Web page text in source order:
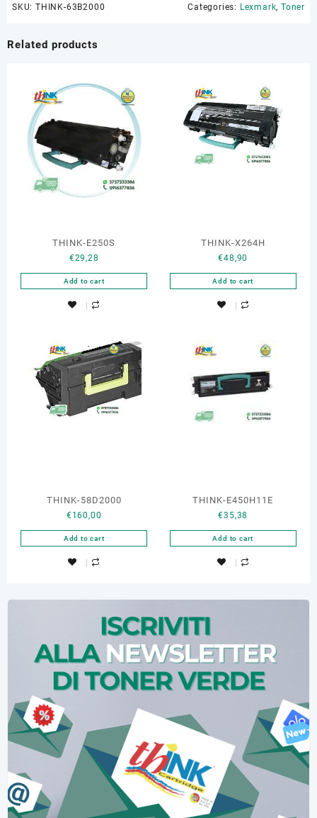
SKU: THINK-63B2000 Categories: Lexmark, Toner
Related products
THINK-E250S
€29,28
Add to cart
THINK-X264H
€48,90
Add to cart
THINK-58D2000
€160,00
Add to cart
THINK-E450H11E
€35,38
Add to cart